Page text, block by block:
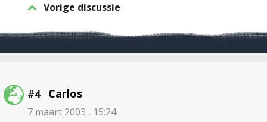
Vorige discussie
#4 Carlos
7 maart 2003 , 15:24